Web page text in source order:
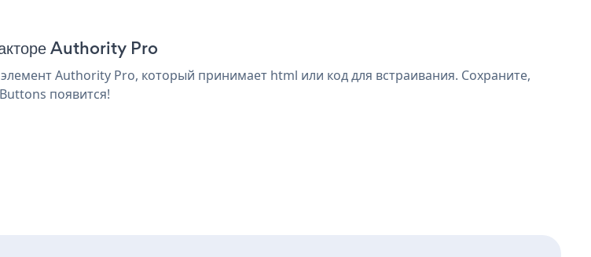
Authority Pro
Authority Pro, который принимает html или код для встраивания. Сохраните,
появится!